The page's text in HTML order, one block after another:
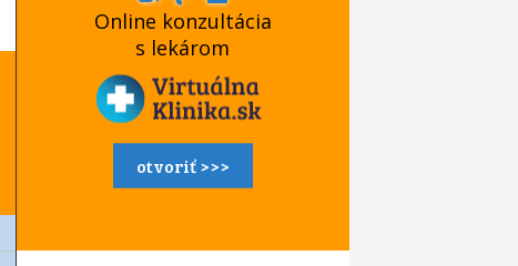
Online konzultácia
s lekárom
otvoriť >>>